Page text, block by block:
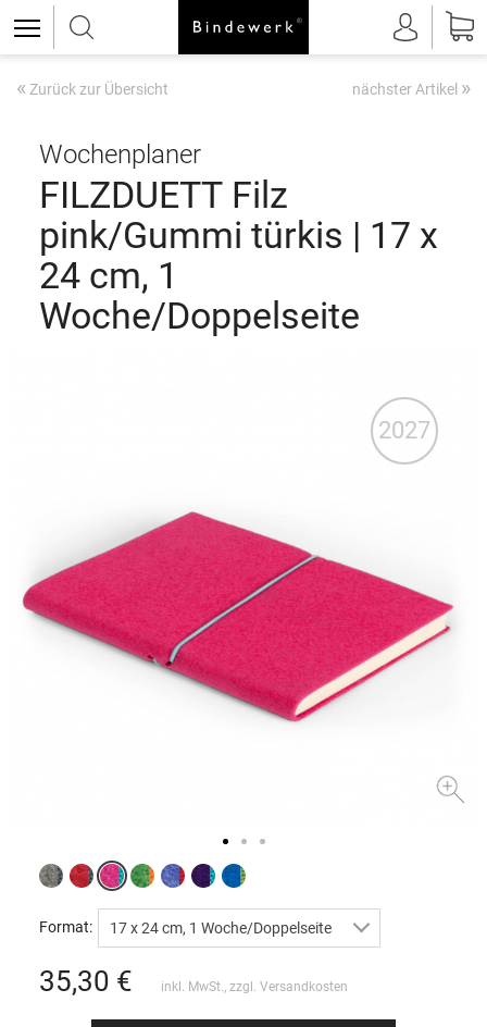
« Zurück zur Übersicht nächster Artikel »
2027
Wochenplaner
FILZDUETT Filz
pink/Gummi türkis | 17 x
24 cm, 1
Woche/Doppelseite
Format: 17 x 24 cm, 1 Woche/Doppelseite
35,30 € inkl. MwSt., zzgl. Versandkosten